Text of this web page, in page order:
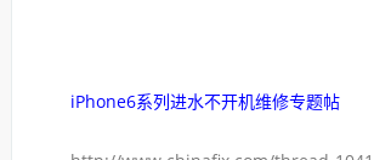
iPhone6系列进水不开机维修专题帖